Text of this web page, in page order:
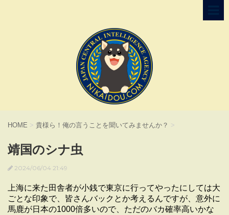
HOME > 貴様ら！俺の言うことを聞いてみませんか？ >
靖国のシナ虫
2024/06/04 21:49
上海に来た田舎者が小銭で東京に行ってやったにしては大
ごとな印象で、皆さんバックとか考えるんですが、意外に
馬鹿が日本の1000倍多いので、ただのバカ確率高いかな